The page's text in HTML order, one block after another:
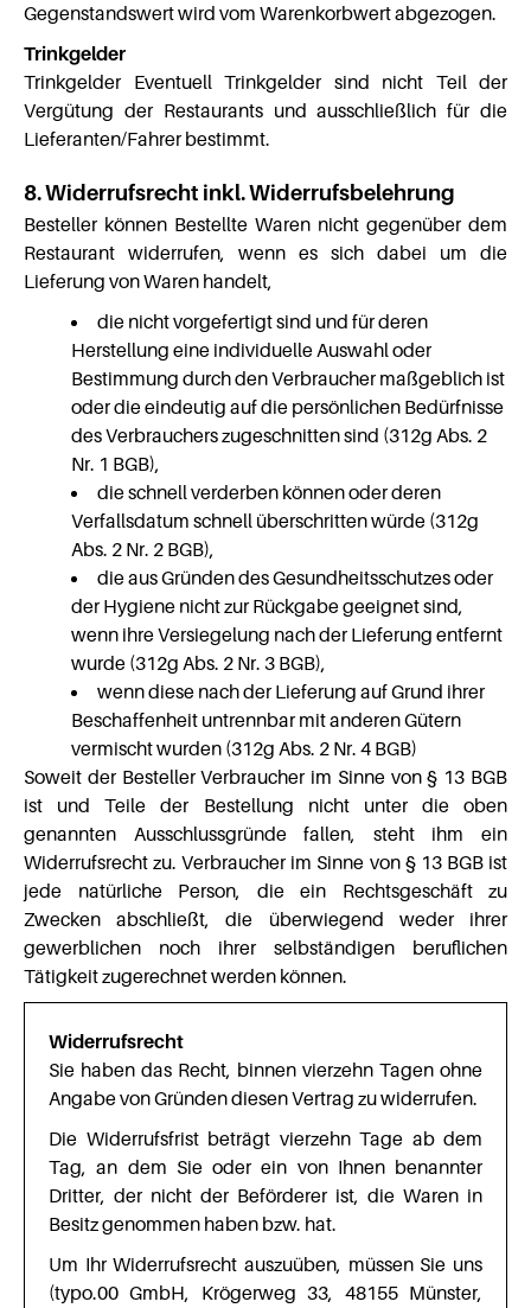
Gegenstandswert wird vom Warenkorbwert abgezogen.
Trinkgelder
Trinkgelder Eventuell Trinkgelder sind nicht Teil der
Vergütung der Restaurants und ausschließlich für die
Lieferanten/Fahrer bestimmt.
8. Widerrufsrecht inkl. Widerrufsbelehrung
Besteller können Bestellte Waren nicht gegenüber dem
Restaurant widerrufen, wenn es sich dabei um die
Lieferung von Waren handelt,
die nicht vorgefertigt sind und für deren
Herstellung eine individuelle Auswahl oder
Bestimmung durch den Verbraucher maßgeblich ist
oder die eindeutig auf die persönlichen Bedürfnisse
des Verbrauchers zugeschnitten sind (312g Abs. 2
Nr. 1 BGB),
die schnell verderben können oder deren
Verfallsdatum schnell überschritten würde (312g
Abs. 2 Nr. 2 BGB),
die aus Gründen des Gesundheitsschutzes oder
der Hygiene nicht zur Rückgabe geeignet sind,
wenn ihre Versiegelung nach der Lieferung entfernt
wurde (312g Abs. 2 Nr. 3 BGB),
wenn diese nach der Lieferung auf Grund ihrer
Beschaffenheit untrennbar mit anderen Gütern
vermischt wurden (312g Abs. 2 Nr. 4 BGB)
Soweit der Besteller Verbraucher im Sinne von § 13 BGB
ist und Teile der Bestellung nicht unter die oben
genannten Ausschlussgründe fallen, steht ihm ein
Widerrufsrecht zu. Verbraucher im Sinne von § 13 BGB ist
jede natürliche Person, die ein Rechtsgeschäft zu
Zwecken abschließt, die überwiegend weder ihrer
gewerblichen noch ihrer selbständigen beruflichen
Tätigkeit zugerechnet werden können.
Widerrufsrecht
Sie haben das Recht, binnen vierzehn Tagen ohne
Angabe von Gründen diesen Vertrag zu widerrufen.
Die Widerrufsfrist beträgt vierzehn Tage ab dem
Tag, an dem Sie oder ein von Ihnen benannter
Dritter, der nicht der Beförderer ist, die Waren in
Besitz genommen haben bzw. hat.
Um Ihr Widerrufsrecht auszuüben, müssen Sie uns
(typo.00 GmbH, Krögerweg 33, 48155 Münster,